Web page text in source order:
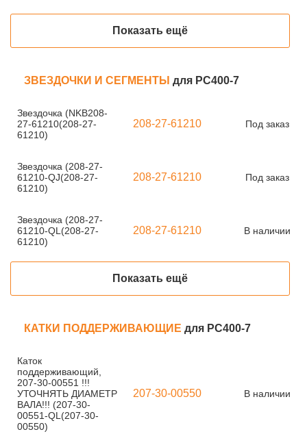
Показать ещё
ЗВЕЗДОЧКИ И СЕГМЕНТЫ для PC400-7
Звездочка (NKB208-
27-61210(208-27-
61210)
208-27-61210 Под заказ
Звездочка (208-27-
61210-QJ(208-27-
61210)
208-27-61210 Под заказ
Звездочка (208-27-
61210-QL(208-27-
61210)
208-27-61210 В наличии
Показать ещё
КАТКИ ПОДДЕРЖИВАЮЩИЕ для PC400-7
Каток
поддерживающий,
207-30-00551 !!!
УТОЧНЯТЬ ДИАМЕТР
ВАЛА!!! (207-30-
00551-QL(207-30-
00550)
207-30-00550 В наличии